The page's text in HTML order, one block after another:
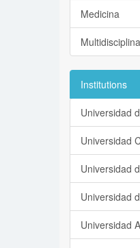
Medicina
Institutions
Universidad
Universidad
Universidad
Universidad
Universidad